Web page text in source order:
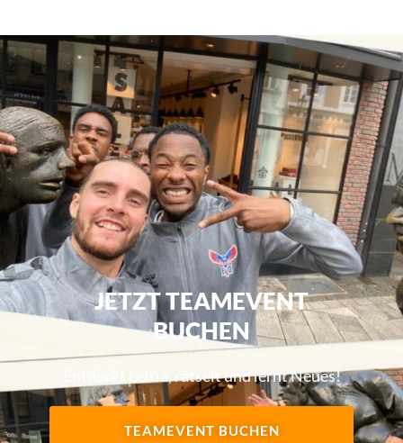
JETZT TEAMEVENT
BUCHEN
Entdeckt Leiria, rätselt und lernt Neues!
TEAMEVENT BUCHEN